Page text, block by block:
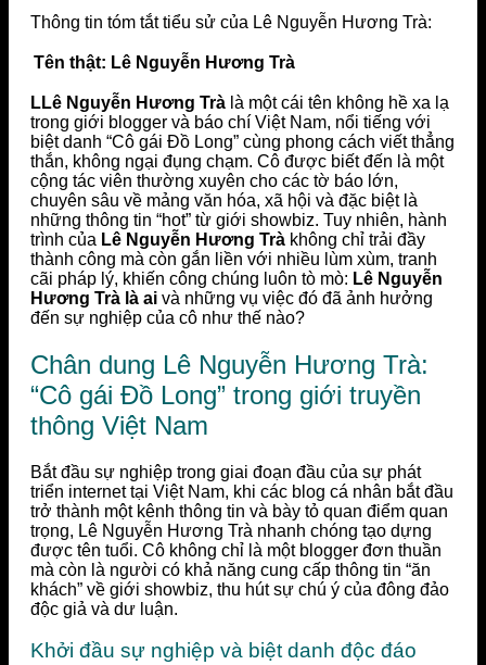
Thông tin tóm tắt tiểu sử của Lê Nguyễn Hương Trà:
Tên thật: Lê Nguyễn Hương Trà
LLê Nguyễn Hương Trà là một cái tên không hề xa lạ
trong giới blogger và báo chí Việt Nam, nổi tiếng với
biệt danh “Cô gái Đồ Long” cùng phong cách viết thẳng
thắn, không ngại đụng chạm. Cô được biết đến là một
cộng tác viên thường xuyên cho các tờ báo lớn,
chuyên sâu về mảng văn hóa, xã hội và đặc biệt là
những thông tin “hot” từ giới showbiz. Tuy nhiên, hành
trình của Lê Nguyễn Hương Trà không chỉ trải đầy
thành công mà còn gắn liền với nhiều lùm xùm, tranh
cãi pháp lý, khiến công chúng luôn tò mò: Lê Nguyễn
Hương Trà là ai và những vụ việc đó đã ảnh hưởng
đến sự nghiệp của cô như thế nào?
Chân dung Lê Nguyễn Hương Trà:
“Cô gái Đồ Long” trong giới truyền
thông Việt Nam
Bắt đầu sự nghiệp trong giai đoạn đầu của sự phát
triển internet tại Việt Nam, khi các blog cá nhân bắt đầu
trở thành một kênh thông tin và bày tỏ quan điểm quan
trọng, Lê Nguyễn Hương Trà nhanh chóng tạo dựng
được tên tuổi. Cô không chỉ là một blogger đơn thuần
mà còn là người có khả năng cung cấp thông tin “ăn
khách” về giới showbiz, thu hút sự chú ý của đông đảo
độc giả và dư luận.
Khởi đầu sự nghiệp và biệt danh độc đáo